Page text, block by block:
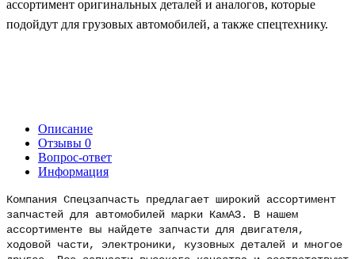
ассортимент оригинальных деталей и аналогов, которые
подойдут для грузовых автомобилей, а также спецтехнику.
Описание
Отзывы 0
Вопрос-ответ
Информация
Компания Спецзапчасть предлагает широкий ассортимент
запчастей для автомобилей марки КамАЗ. В нашем
ассортименте вы найдете запчасти для двигателя,
ходовой части, электроники, кузовных деталей и многое